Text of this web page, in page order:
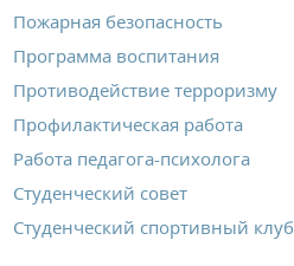
Пожарная безопасность
Программа воспитания
Противодействие терроризму
Профилактическая работа
Работа педагога-психолога
Студенческий совет
Студенческий спортивный клуб